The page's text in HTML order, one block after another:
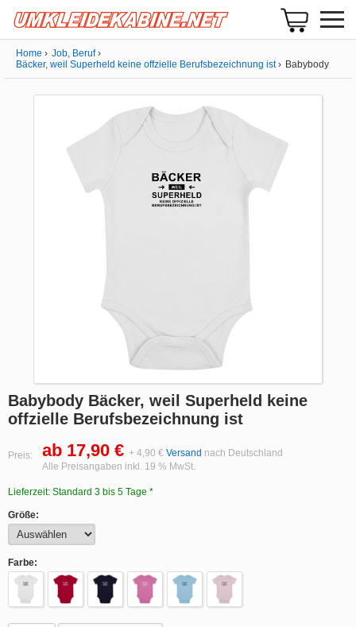
Home
Job, Beruf
Bäcker, weil Superheld keine offzielle Berufsbezeichnung ist
Babybody
Babybody Bäcker, weil Superheld keine
offzielle Berufsbezeichnung ist
Preis: ab 17,90 € + 4,90 € Versand nach Deutschland
Alle Preisangaben inkl. 19 % MwSt.
Lieferzeit: Standard 3 bis 5 Tage *
Größe:
Farbe: